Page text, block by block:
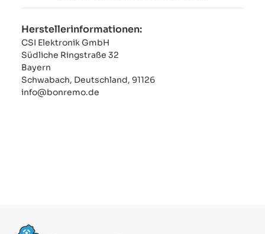
Herstellerinformationen:
CSI Elektronik GmbH
Südliche Ringstraße 32
Bayern
Schwabach, Deutschland, 91126
info@bonremo.de